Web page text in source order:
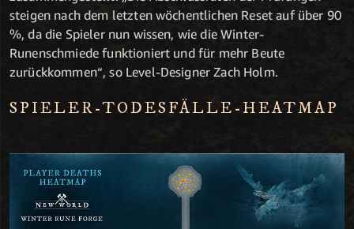
steigen nach dem letzten wöchentlichen Reset auf über 90
%, da die Spieler nun wissen, wie die Winter-
Runenschmiede funktioniert und für mehr Beute
zurückkommen“, so Level-Designer Zach Holm.
SPIELER-TODESFÄLLE-HEATMAP